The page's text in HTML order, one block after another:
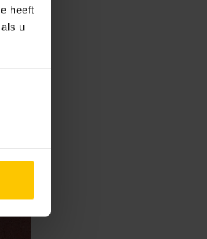
heeft
u